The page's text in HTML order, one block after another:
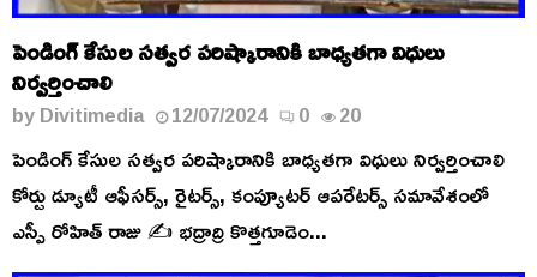
పెండింగ్ కేసుల సత్వర పరిష్కారానికి బాధ్యతగా విధులు
నిర్వర్తించాలి
byDivitimedia 12/07/2024 0 20
పెండింగ్ కేసుల సత్వర పరిష్కారానికి బాధ్యతగా విధులు నిర్వర్తించాలి
కోర్టు డ్యూటీ ఆఫీసర్స్, రైటర్స్, కంప్యూటర్ ఆపరేటర్స్ సమావేశంలో
ఎస్పీ రోహిత్ రాజు ✍️ భద్రాద్రి కొత్తగూడెం...